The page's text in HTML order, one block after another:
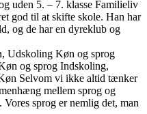
uden 5. – 7. klasse Familieliv
god til at skifte skole. Han har
og de har en dyreklub og
Udskoling Køn og sprog
og sprog Indskoling,
Selvom vi ikke altid tænker
mellem sprog og
sprog er nemlig det, man